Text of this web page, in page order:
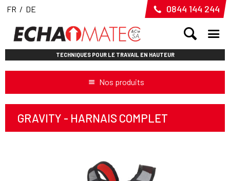
FR / DE 0844 144 244
TECHNIQUES POUR LE TRAVAIL EN HAUTEUR
Nos produits
GRAVITY - HARNAIS COMPLET